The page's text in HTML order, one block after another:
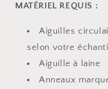
MATÉRIEL REQUIS :
Aiguilles
selon votre
Aiguille à laine
Anneaux